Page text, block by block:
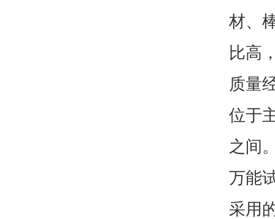
材、
比高
质量
位于
之间
万能
采用